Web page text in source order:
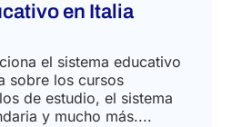
en Italia
el sistema educativo
sobre los cursos
de estudio, el sistema
y mucho más....